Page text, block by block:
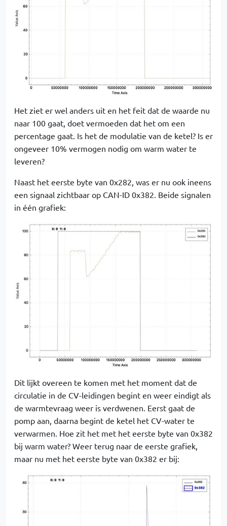
Het ziet er wel anders uit en het feit dat de waarde nu
naar 100 gaat, doet vermoeden dat het om een
percentage gaat. Is het de modulatie van de ketel? Is er
ongeveer 10% vermogen nodig om warm water te
leveren?
Naast het eerste byte van 0x282, was er nu ook ineens
een signaal zichtbaar op CAN-ID 0x382. Beide signalen
in één grafiek:
Dit lijkt overeen te komen met het moment dat de
circulatie in de CV-leidingen begint en weer eindigt als
de warmtevraag weer is verdwenen. Eerst gaat de
pomp aan, daarna begint de ketel het CV-water te
verwarmen. Hoe zit het met het eerste byte van 0x382
bij warm water? Weer terug naar de eerste grafiek,
maar nu met het eerste byte van 0x382 er bij: